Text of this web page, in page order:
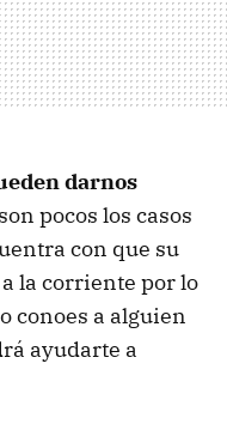
darnos
pocos los casos
con que su
la corriente por lo
conoes a alguien
ayudarte a